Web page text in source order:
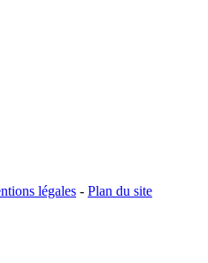
légales - Plan du site